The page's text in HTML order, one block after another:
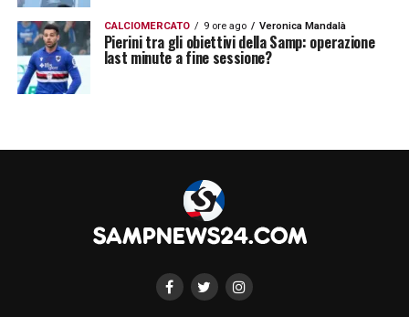
CALCIOMERCATO 9 ore ago Veronica Mandalà
Pierini tra gli obiettivi della Samp: operazione
last minute a fine sessione?